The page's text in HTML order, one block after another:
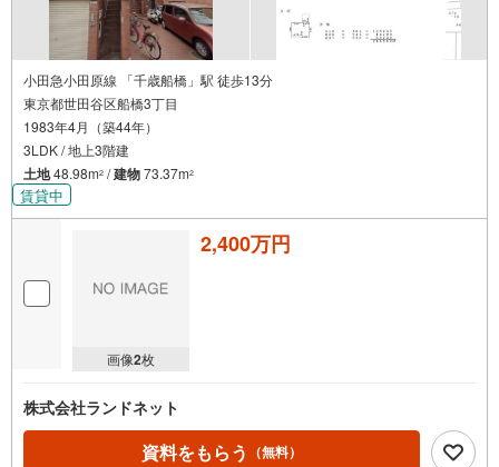
小田急小田原線 「千歳船橋」駅 徒歩13分
東京都世田谷区船橋3丁目
1983年4月（築44年）
3LDK / 地上3階建
土地48.98m2 /建物73.37m2
賃貸中
画像2枚
2,400万円
株式会社ランドネット
資料をもらう （無料）